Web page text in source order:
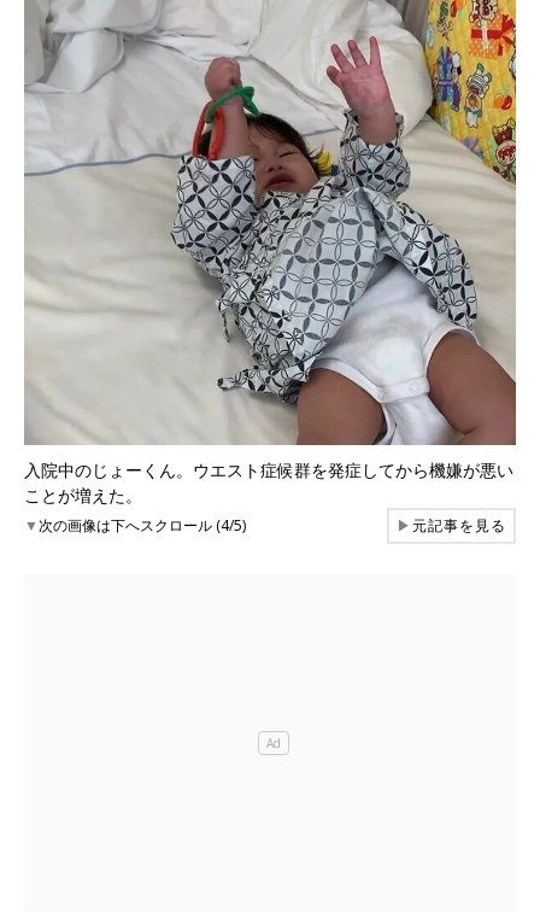
入院中のじょーくん。ウエスト症候群を発症してから機嫌が悪い
ことが増えた。
▼次の画像は下へスクロール (4/5) ▶元記事を見る